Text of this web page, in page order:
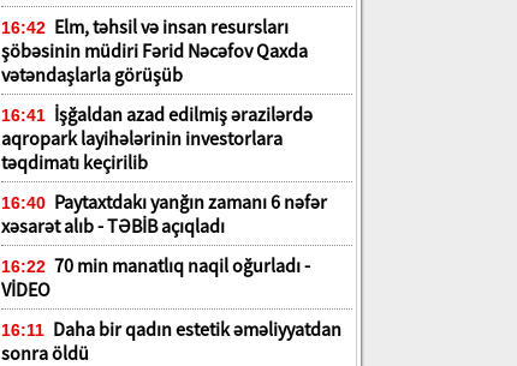
16:42 Elm, təhsil və insan resursları
şöbəsinin müdiri Fərid Nəcəfov Qaxda
vətəndaşlarla görüşüb
16:41 İşğaldan azad edilmiş ərazilərdə
aqropark layihələrinin investorlara
təqdimatı keçirilib
16:40 Paytaxtdakı yanğın zamanı 6 nəfər
xəsarət alıb - TƏBİB açıqladı
16:22 70 min manatlıq naqil oğurladı -
VİDEO
16:11 Daha bir qadın estetik əməliyyatdan
sonra öldü